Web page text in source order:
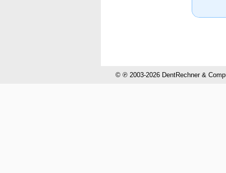
© ℗ 2003-2026 DentRechner &